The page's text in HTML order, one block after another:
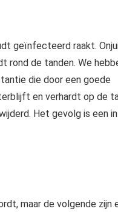
geïnfecteerd raakt.
rond de tanden. We
die door een goede
en verhardt op de
Het gevolg is een
maar de volgende zijn